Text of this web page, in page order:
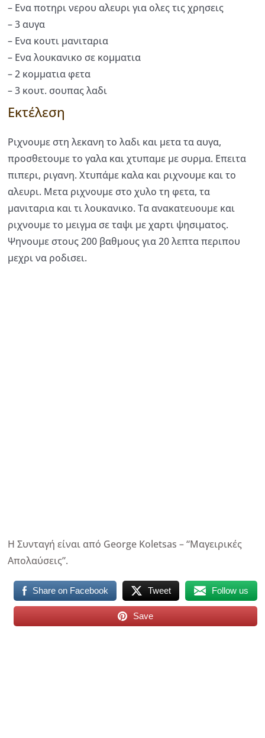
– Ενα ποτηρι νερου αλευρι για ολες τις χρησεις
– 3 αυγα
– Ενα κουτι μανιταρια
– Ενα λουκανικο σε κομματια
– 2 κομματια φετα
– 3 κουτ. σουπας λαδι
Εκτέλεση
Ριχνουμε στη λεκανη το λαδι και μετα τα αυγα,
προσθετουμε το γαλα και χτυπαμε με συρμα. Επειτα
πιπερι, ριγανη. Χτυπάμε καλα και ριχνουμε και το
αλευρι. Μετα ριχνουμε στο χυλο τη φετα, τα
μανιταρια και τι λουκανικο. Τα ανακατευουμε και
ριχνουμε το μειγμα σε ταψι με χαρτι ψησιματος.
Ψηνουμε στους 200 βαθμους για 20 λεπτα περιπου
μεχρι να ροδισει.
Η Συνταγή είναι από George Koletsas – “Μαγειρικές
Απολαύσεις”.
Share on Facebook Tweet Follow us
Save